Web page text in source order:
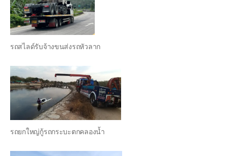
รถสไลด์รับจ้างขนส่งรถหัวลาก
รถยกใหญ่กู้รถกระบะตกคลองน้ำ